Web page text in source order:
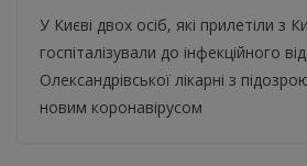
У Києві двох осіб, які прилетіли з
госпіталізували до інфекційного
Олександрівської лікарні з
новим коронавірусом